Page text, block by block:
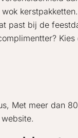
past bij de
Kies
Met meer dan